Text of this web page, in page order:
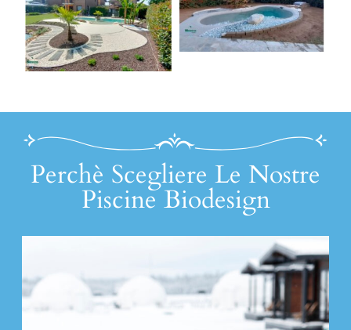
Perchè Scegliere Le Nostre
Piscine Biodesign